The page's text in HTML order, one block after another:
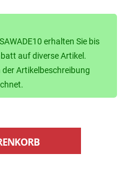
erhalten Sie bis
auf diverse Artikel.
Artikelbeschreibung